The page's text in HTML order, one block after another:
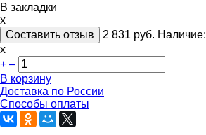
В закладки
x
Составить отзыв
2 831 руб. Наличие:
х
+ –
В корзину
Доставка по России
Способы оплаты